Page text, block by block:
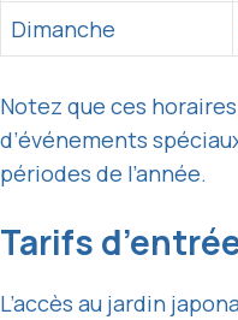
Dimanche
Notez que ces
d’événements
périodes de l’année.
Tarifs
L’accès au jardin